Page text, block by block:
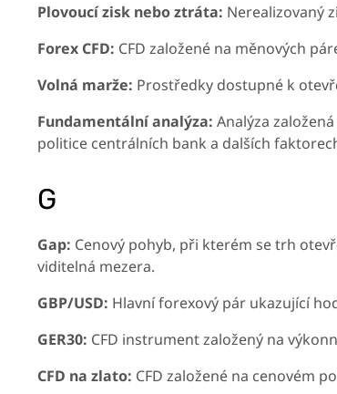
Plovoucí zisk nebo ztráta: Nerealizovaný
Forex CFD: CFD založené na měnových
Volná marže: Prostředky dostupné k
Fundamentální analýza: Analýza
politice centrálních bank a dalších
G
Gap: Cenový pohyb, při kterém se trh
viditelná mezera.
GBP/USD: Hlavní forexový pár ukazující
GER30: CFD instrument založený na
CFD na zlato: CFD založené na cenovém